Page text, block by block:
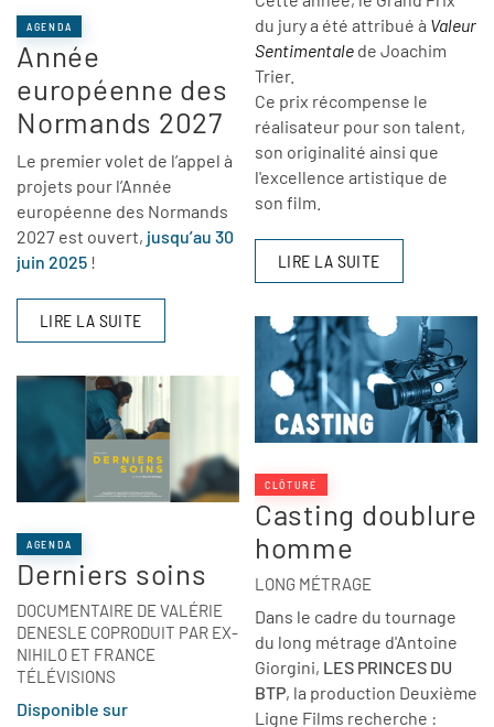
AGENDA
Année
européenne des
Normands 2027
Le premier volet de l’appel à
projets pour l’Année
européenne des Normands
2027 est ouvert, jusqu’au 30
juin 2025 !
LIRE LA SUITE
AGENDA
Derniers soins
DOCUMENTAIRE DE VALÉRIE
DENESLE COPRODUIT PAR EX-
NIHILO ET FRANCE
TÉLÉVISIONS
Disponible sur
du jury a été attribué à Valeur
Sentimentalede Joachim
Trier.
Ce prix récompense le
réalisateur pour son talent,
son originalité ainsi que
l'excellence artistique de
son film.
LIRE LA SUITE
CLÔTURÉ
Casting doublure
homme
LONG MÉTRAGE
Dans le cadre du tournage
du long métrage d'Antoine
Giorgini, LES PRINCES DU
BTP, la production Deuxième
Ligne Films recherche :